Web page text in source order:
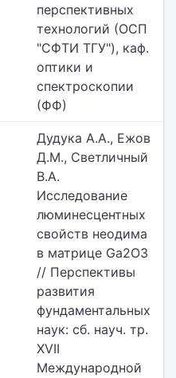
перспективных
технологий (ОСП
"СФТИ ТГУ"), каф.
оптики и
спектроскопии
(ФФ)
Дудука А.А., Ежов
Д.М., Светличный
В.А.
Исследование
люминесцентных
свойств неодима
в матрице Ga2O3
// Перспективы
развития
фундаментальных
наук: сб. науч. тр.
XVII
Международной